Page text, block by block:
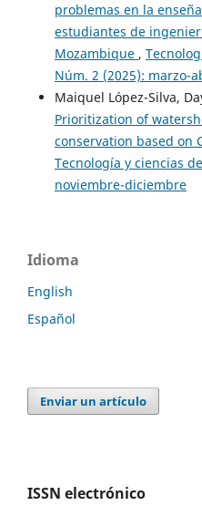
problemas en la
estudiantes de
Mozambique ,
Núm. 2 (2025): marzo-
Maiquel López-Silva,
Prioritization of
conservation based on
Tecnología y ciencias
noviembre-diciembre
Idioma
English
Español
Enviar un artículo
ISSN electrónico